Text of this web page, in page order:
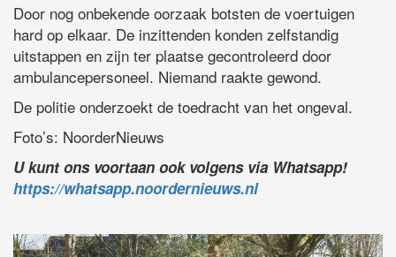
Door nog onbekende oorzaak botsten de voertuigen
hard op elkaar. De inzittenden konden zelfstandig
uitstappen en zijn ter plaatse gecontroleerd door
ambulancepersoneel. Niemand raakte gewond.
De politie onderzoekt de toedracht van het ongeval.
Foto’s: NoorderNieuws
U kunt ons voortaan ook volgens via Whatsapp!
https://whatsapp.noordernieuws.nl